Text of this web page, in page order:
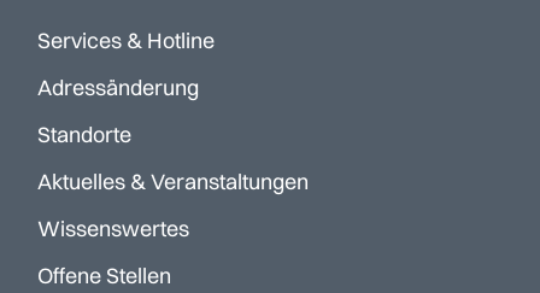
Services & Hotline
Adressänderung
Standorte
Aktuelles & Veranstaltungen
Wissenswertes
Offene Stellen